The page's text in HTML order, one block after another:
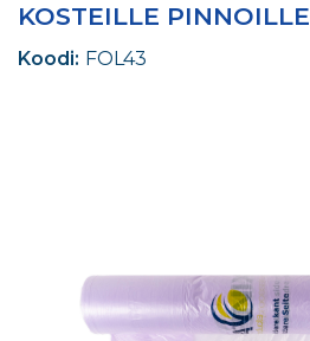
KOSTEILLE PINNOILLE
Koodi: FOL43